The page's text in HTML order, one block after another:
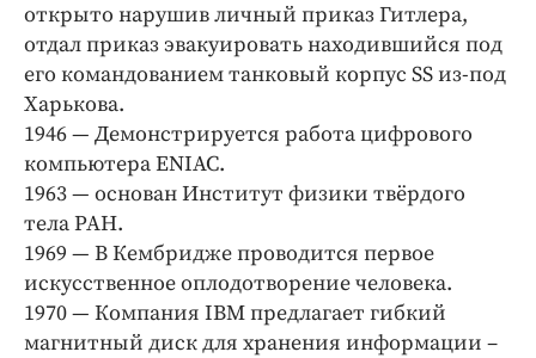
открыто нарушив личный приказ Гитлера,
отдал приказ эвакуировать находившийся под
его командованием танковый корпус SS из-под
Харькова.
1946 — Демонстрируется работа цифрового
компьютера ENIAC.
1963 — основан Институт физики твёрдого
тела РАН.
1969 — В Кембридже проводится первое
искусственное оплодотворение человека.
1970 — Компания IBM предлагает гибкий
магнитный диск для хранения информации –